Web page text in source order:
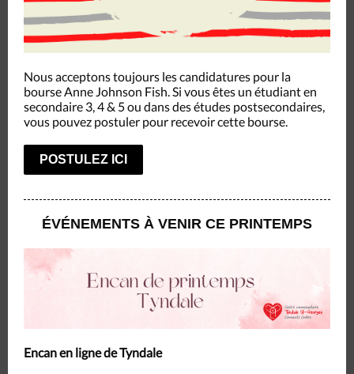
Nous acceptons toujours les candidatures pour la
bourse Anne Johnson Fish. Si vous êtes un étudiant en
secondaire 3, 4 & 5 ou dans des études postsecondaires,
vous pouvez postuler pour recevoir cette bourse.
POSTULEZ ICI
ÉVÉNEMENTS À VENIR CE PRINTEMPS
Encan en ligne de Tyndale